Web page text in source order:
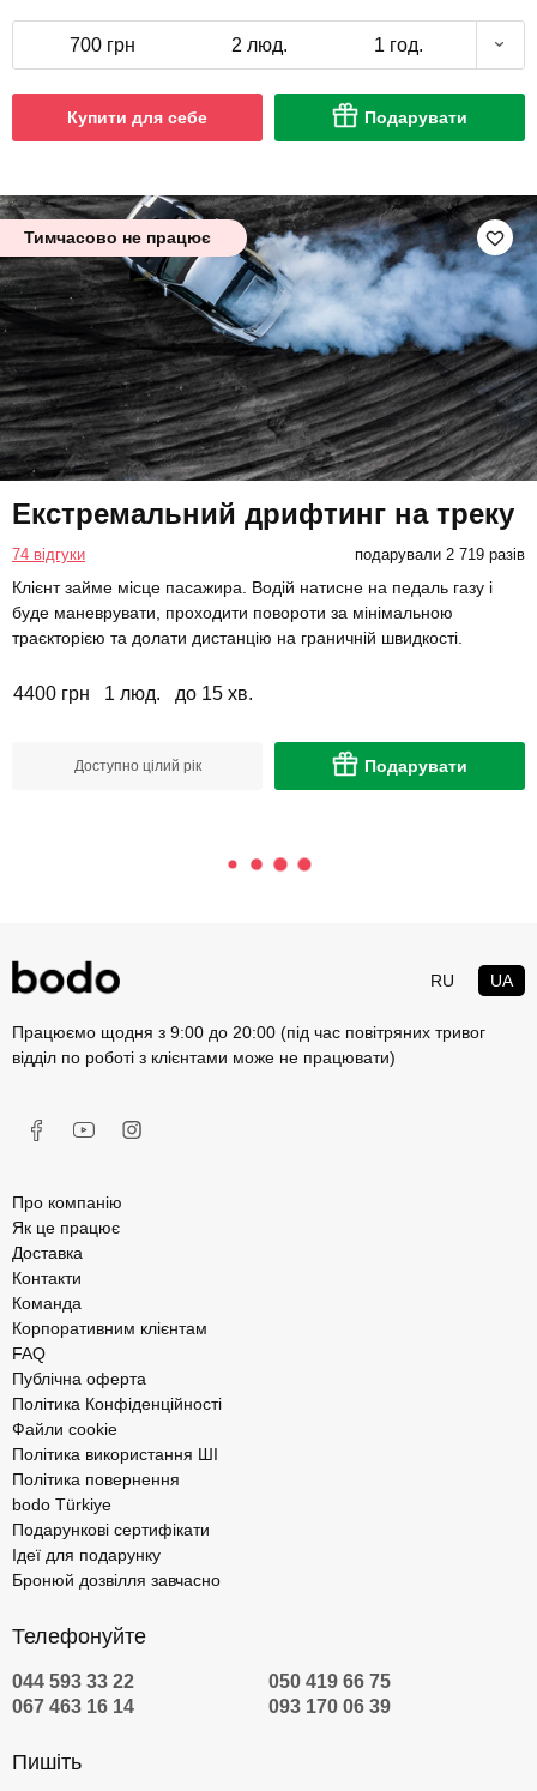
700 грн 2 люд. 1 год.
Купити для себе Подарувати
Тимчасово не працює
Екстремальний дрифтинг на треку
74 відгуки подарували 2 719 разів
Клієнт займе місце пасажира. Водій натисне на педаль газу і
буде маневрувати, проходити повороти за мінімальною
траєкторією та долати дистанцію на граничній швидкості.
4400 грн 1 люд. до 15 хв.
Доступно цілий рік Подарувати
RU UA
Працюємо щодня з 9:00 до 20:00 (під час повітряних тривог
відділ по роботі з клієнтами може не працювати)
Про компанію
Як це працює
Доставка
Контакти
Команда
Корпоративним клієнтам
FAQ
Публічна оферта
Політика Конфіденційності
Файли cookie
Політика використання ШІ
Політика повернення
bodo Türkiye
Подарункові сертифікати
Ідеї для подарунку
Бронюй дозвілля завчасно
Телефонуйте
044 593 33 22
050 419 66 75
067 463 16 14
093 170 06 39
Пишіть